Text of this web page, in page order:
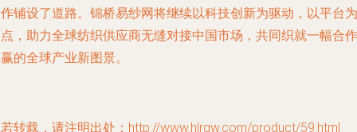
铺设了道路。锦桥易纱网将继续以科技创新为驱动，以平台为
，助力全球纺织供应商无缝对接中国市场，共同织就一幅合作
的全球产业新图景。
转载，请注明出处：http://www.hlrgw.com/product/59.html